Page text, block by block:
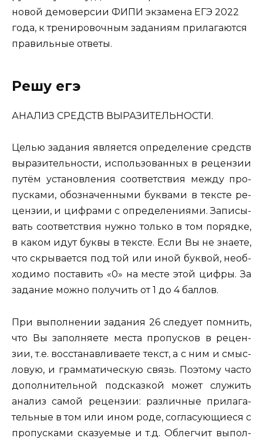
новой демоверсии ФИПИ экзамена ЕГЭ 2022
года, к тренировочным заданиям прилагаются
правильные ответы.
Решу егэ
АНА­ЛИЗ СРЕДСТВ ВЫ­РА­ЗИ­ТЕЛЬ­НО­СТИ.
Целью за­да­ния яв­ля­ет­ся опре­де­ле­ние средств
вы­ра­зи­тель­но­сти, ис­поль­зо­ван­ных в ре­цен­зии
путём уста­нов­ле­ния со­от­вет­ствия между про­
пус­ка­ми, обо­зна­чен­ны­ми бук­ва­ми в тек­сте ре­
цен­зии, и циф­ра­ми с опре­де­ле­ни­я­ми. За­пи­сы­
вать со­от­вет­ствия нужно толь­ко в том по­ряд­ке,
в каком идут буквы в тек­сте. Если Вы не зна­е­те,
что скры­ва­ет­ся под той или иной бук­вой, не­об­
хо­ди­мо по­ста­вить «0» на месте этой цифры. За
за­да­ние можно по­лу­чить от 1 до 4 бал­лов.
При вы­пол­не­нии за­да­ния 26 сле­ду­ет пом­нить,
что Вы за­пол­ня­е­те места про­пус­ков в ре­цен­
зии, т.е. вос­ста­нав­ли­ва­е­те текст, а с ним и смыс­
ло­вую, и грам­ма­ти­че­скую связь. По­это­му часто
до­пол­ни­тель­ной под­сказ­кой может слу­жить
ана­лиз самой ре­цен­зии: раз­лич­ные при­ла­га­
тель­ные в том или ином роде, со­гла­су­ю­щи­е­ся с
про­пус­ка­ми ска­зу­е­мые и т.д. Об­лег­чит вы­пол­